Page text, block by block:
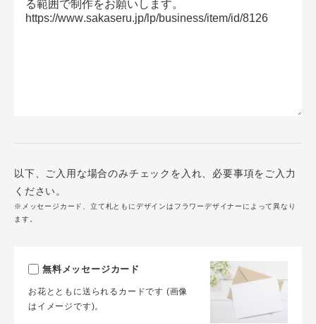
以下、ご入用な場合のみチェックを入れ、必要事項をご入力
ください。
※メッセージカード、立て札ともにデザインはフラワーデザイナーによって異なり
ます。
無料メッセージカード
お花とともに送られるカードです (画像
はイメージです)。